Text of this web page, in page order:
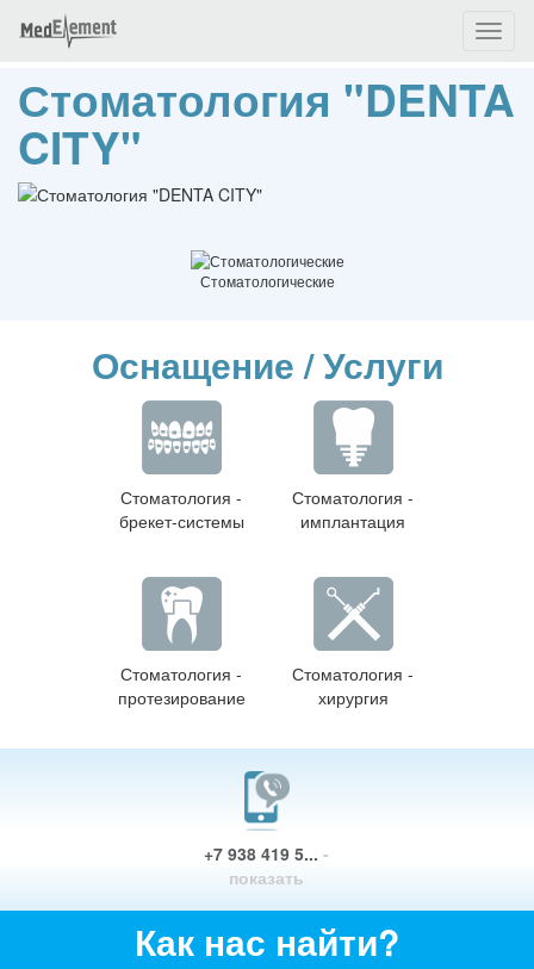
Стоматология "DENTA
CITY"
Стоматологические
Оснащение / Услуги
Стоматология -
брекет-системы
Стоматология -
имплантация
Стоматология -
протезирование
Стоматология -
хирургия
+7 938 419 5...-
показать
Как нас найти?